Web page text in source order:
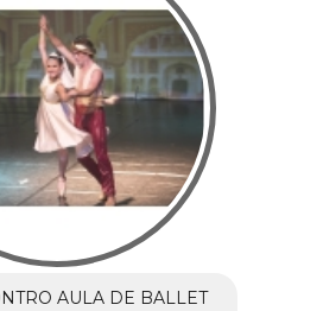
AULA DE BALLET